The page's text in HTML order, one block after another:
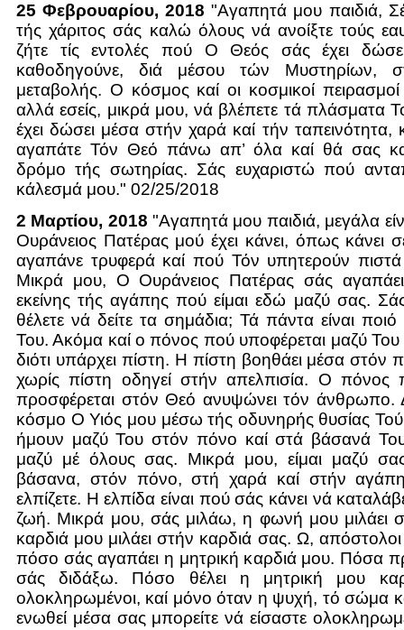
25 Φεβρουαρίου, 2018 "Αγαπητά μου παιδιά,
τής χάριτος σάς καλώ όλους νά ανοίξτε τούς
ζήτε τίς εντολές πού Ο Θεός σάς έχει
καθοδηγούνε, διά μέσου τών Μυστηρίων,
μεταβολής. Ο κόσμος καί οι κοσμικοί
αλλά εσείς, μικρά μου, νά βλέπετε τά πλάσματα
έχει δώσει μέσα στήν χαρά καί τήν ταπεινότητα,
αγαπάτε Τόν Θεό πάνω απ’ όλα καί θά σας
δρόμο τής σωτηρίας. Σάς ευχαριστώ πού
κάλεσμά μου." 02/25/2018
2 Μαρτίου, 2018 "Αγαπητά μου παιδιά, μεγάλα
Ουράνειος Πατέρας μού έχει κάνει, όπως κάνει
αγαπάνε τρυφερά καί πού Τόν υπητερούν πιστά
Μικρά μου, Ο Ουράνειος Πατέρας σάς
εκείνης τής αγάπης πού είμαι εδώ μαζύ σας. Σάς
θέλετε νά δείτε τα σημάδια; Τά πάντα είναι
Του. Ακόμα καί ο πόνος πού υποφέρεται μαζύ Του
διότι υπάρχει πίστη. Η πίστη βοηθάει μέσα στόν
χωρίς πίστη οδηγεί στήν απελπισία. Ο πόνος
προσφέρεται στόν Θεό ανυψώνει τόν άνθρωπο.
κόσμο Ο Υιός μου μέσω τής οδυνηρής θυσίας
ήμουν μαζύ Του στόν πόνο καί στά βάσανά
μαζύ μέ όλους σας. Μικρά μου, είμαι μαζύ
βάσανα, στόν πόνο, στή χαρά καί στήν
ελπίζετε. Η ελπίδα είναι πού σάς κάνει νά
ζωή. Μικρά μου, σάς μιλάω, η φωνή μου μιλάει
καρδιά μου μιλάει στήν καρδιά σας. Ω,
πόσο σάς αγαπάει η μητρική καρδιά μου. Πόσα
σάς διδάξω. Πόσο θέλει η μητρική μου
ολοκληρωμένοι, καί μόνο όταν η ψυχή, τό σώμα
ενωθεί μέσα σας μπορείτε νά είσαστε